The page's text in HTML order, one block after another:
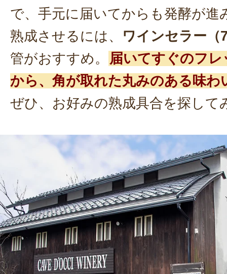
で、手元に届いてからも発酵が進
熟成させるには、 ワインセラー（
管がおすすめ。
届いてすぐのフ
から、角が取れた丸みのある味わ
ぜひ、お好みの熟成具合を探して